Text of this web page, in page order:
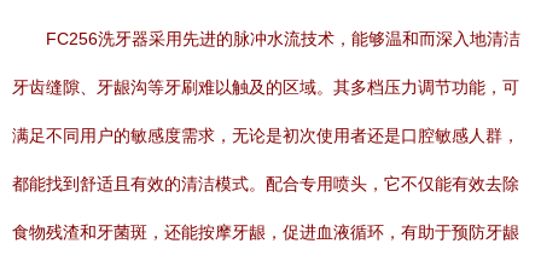
FC256洗牙器采用先进的脉冲水流技术，能够温和而深入地清洁
牙齿缝隙、牙龈沟等牙刷难以触及的区域。其多档压力调节功能，可
满足不同用户的敏感度需求，无论是初次使用者还是口腔敏感人群，
都能找到舒适且有效的清洁模式。配合专用喷头，它不仅能有效去除
食物残渣和牙菌斑，还能按摩牙龈，促进血液循环，有助于预防牙龈